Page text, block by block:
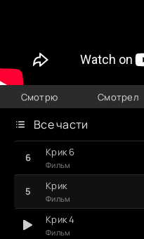
Смотрю Смотрел
Все части
Крик 4
Фильм
Крик
Фильм
Крик 6
Фильм